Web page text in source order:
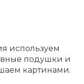
используем
подушки и
картинами.